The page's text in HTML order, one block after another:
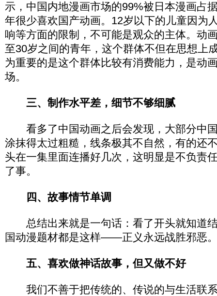
示，中国内地漫画市场的99%被日本漫画占
年很少喜欢国产动画。12岁以下的儿童因为
响等方面的限制，不可能是观众的主体。动
至30岁之间的青年，这个群体不但在思想上
为重要的是这个群体比较有消费能力，是动
场。
三、制作水平差，细节不够细腻
看多了中国动画之后会发现，大部分中
涂抹得太过粗糙，线条极其不自然，有的还
头在一集里面连播好几次，这明显是不负责
了事。
四、故事情节单调
总结出来就是一句话：看了开头就知道
国动漫题材都是这样——正义永远战胜邪恶
五、喜欢做神话故事，但又做不好
我们不善于把传统的、传说的与生活联